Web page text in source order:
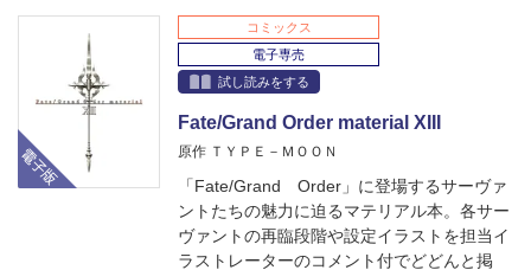
電子版
コミックス
電子専売
試し読みをする
Fate/Grand Order material XIII
原作 ＴＹＰＥ－ＭＯＯＮ
「Fate/Grand Order」に登場するサーヴァ
ントたちの魅力に迫るマテリアル本。各サー
ヴァントの再臨段階や設定イラストを担当イ
ラストレーターのコメント付でどどんと掲